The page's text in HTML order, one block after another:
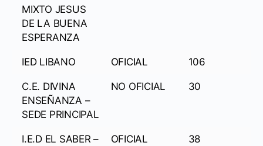
MIXTO JESUS
DE LA BUENA
ESPERANZA
IED LIBANO OFICIAL 106
C.E. DIVINA
ENSEÑANZA –
SEDE PRINCIPAL
NO OFICIAL 30
I.E.D EL SABER –
OFICIAL 38